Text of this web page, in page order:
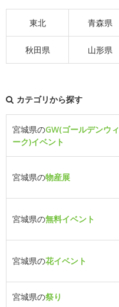
東北 青森県
秋田県 山形県
カテゴリから探す
宮城県のGW(ゴールデンウィ
ーク)イベント
宮城県の物産展
宮城県の無料イベント
宮城県の花イベント
宮城県の祭り